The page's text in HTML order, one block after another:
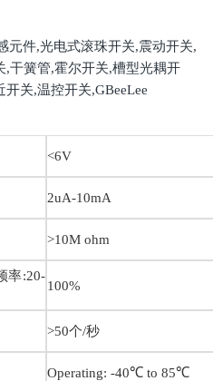
<6V
2uA-10mA
>10M ohm
率:20-
100%
>50个/秒
Operating: -40℃ to 85℃